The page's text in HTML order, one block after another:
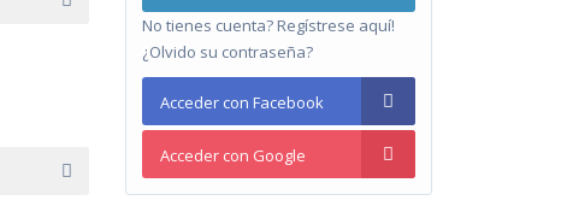
No tienes cuenta? Regístrese aquí!
¿Olvido su contraseña?
Acceder con Facebook
Acceder con Google